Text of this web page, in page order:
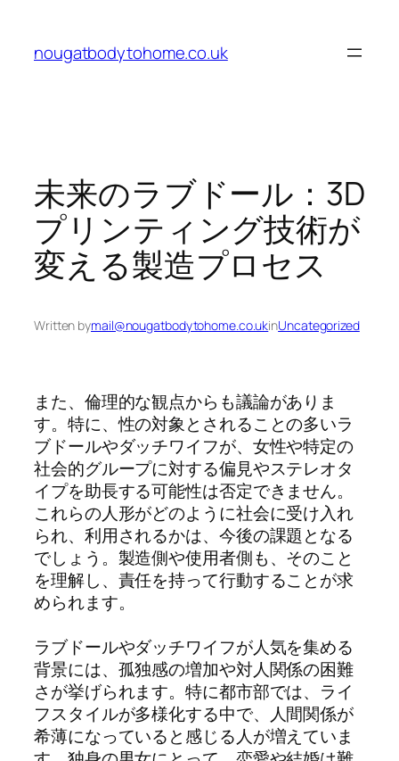
content
nougatbodytohome.co.uk
未来のラブドール：3D
プリンティング技術が
変える製造プロセス
Written bymail@nougatbodytohome.co.ukinUncategorized
また、倫理的な観点からも議論がありま
す。特に、性の対象とされることの多いラ
ブドールやダッチワイフが、女性や特定の
社会的グループに対する偏見やステレオタ
イプを助長する可能性は否定できません。
これらの人形がどのように社会に受け入れ
られ、利用されるかは、今後の課題となる
でしょう。製造側や使用者側も、そのこと
を理解し、責任を持って行動することが求
められます。
ラブドールやダッチワイフが人気を集める
背景には、孤独感の増加や対人関係の困難
さが挙げられます。特に都市部では、ライ
フスタイルが多様化する中で、人間関係が
希薄になっていると感じる人が増えていま